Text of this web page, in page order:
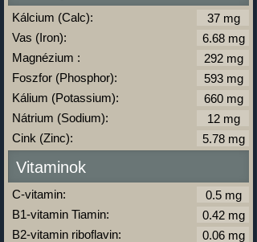
Kálcium (Calc):
Vas (Iron):
Magnézium :
Foszfor (Phosphor):
Kálium (Potassium):
Nátrium (Sodium):
Cink (Zinc):
Vitaminok
C-vitamin:
B1-vitamin Tiamin:
B2-vitamin riboflavin: